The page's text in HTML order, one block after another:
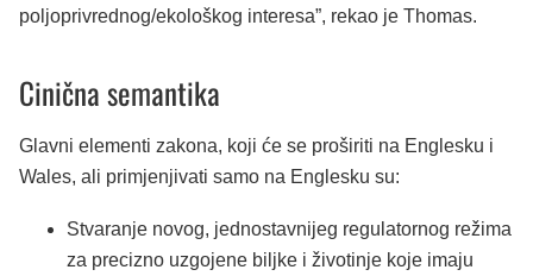
poljoprivrednog/ekološkog interesa”, rekao je Thomas.
Cinična semantika
Glavni elementi zakona, koji će se proširiti na Englesku i
Wales, ali primjenjivati samo na Englesku su:
Stvaranje novog, jednostavnijeg regulatornog režima
za precizno uzgojene biljke i životinje koje imaju